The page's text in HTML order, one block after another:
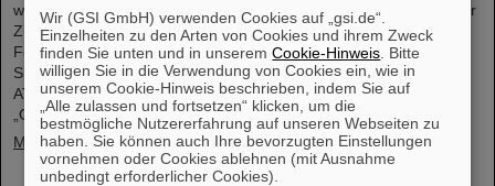
wissenschaftliche Datenverarbeitung und Cybersicherheit. Ziel der
Zusammenarbeit ist es, leistungsstarke Infrastrukturen für
Forschungsprojekte einzurichten und zu nutzen sowie die
Sicherheit von Rechenzentrumstechnologien zu verbessern.
ATHENE wird KI-Hochleistungsrechner im GSI-Rechenzentrum
„Green IT Cube“ installieren und diese…
Mehr »
Wir (GSI GmbH) verwenden Cookies auf „gsi.de“.
Einzelheiten zu den Arten von Cookies und ihrem Zweck
finden Sie unten und in unseremCookie-Hinweis . Bitte
willigen Sie in die Verwendung von Cookies ein, wie in
unserem Cookie-Hinweis beschrieben, indem Sie auf
„Alle zulassen und fortsetzen“ klicken, um die
bestmögliche Nutzererfahrung auf unseren Webseiten zu
haben. Sie können auch Ihre bevorzugten Einstellungen
vornehmen oder Cookies ablehnen (mit Ausnahme
unbedingt erforderlicher Cookies).